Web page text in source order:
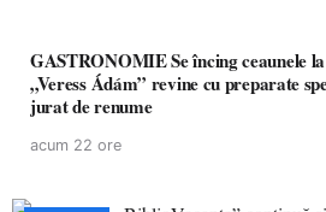
GASTRONOMIE Se încing ceaunele la Satu Mare! Concursul
„Veress Ádám” revine cu preparate
jurat de renume
acum 22 ore